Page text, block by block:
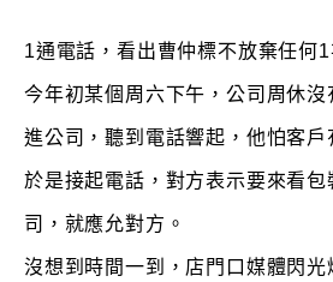
1通電話，看出曹仲標不放棄任何1
今年初某個周六下午，公司周休
進公司，聽到電話響起，他怕客戶
於是接起電話，對方表示要來看
司，就應允對方。
沒想到時間一到，店門口媒體閃